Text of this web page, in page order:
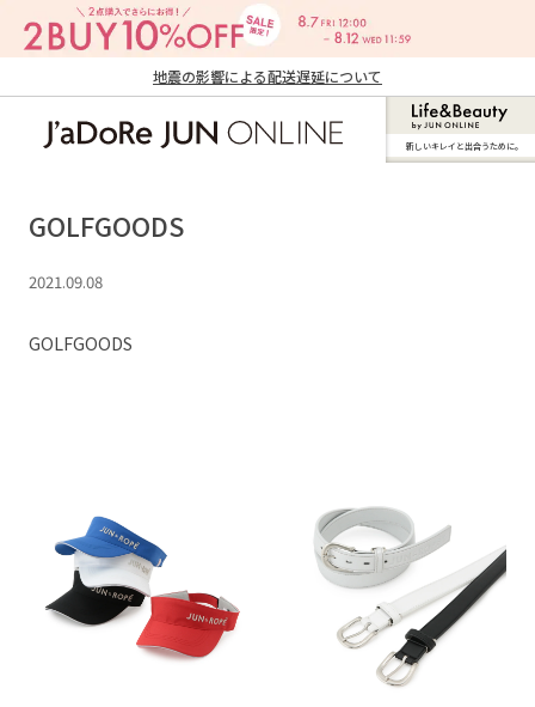
地震の影響による配送遅延について
新しいキレイと出合うために。
GOLFGOODS
2021.09.08
GOLFGOODS